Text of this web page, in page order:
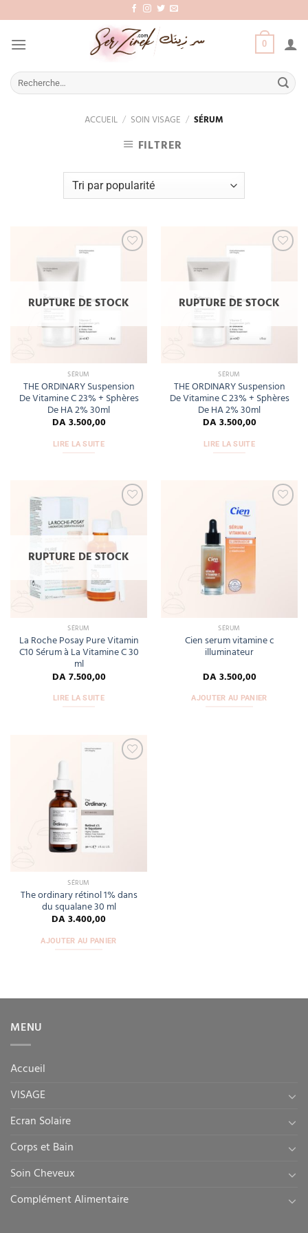
au
contenu
0
Recherche
pour :
ACCUEIL / SOIN VISAGE / SÉRUM
FILTRER
RUPTURE DE STOCK
SÉRUM
THE ORDINARY Suspension
De Vitamine C 23% + Sphères
De HA 2% 30ml
DA3.500,00
LIRE LA SUITE
RUPTURE DE STOCK
SÉRUM
THE ORDINARY Suspension
De Vitamine C 23% + Sphères
De HA 2% 30ml
DA3.500,00
LIRE LA SUITE
RUPTURE DE STOCK
SÉRUM
La Roche Posay Pure Vitamin
C10 Sérum à La Vitamine C 30
ml
DA7.500,00
LIRE LA SUITE
SÉRUM
Cien serum vitamine c
illuminateur
DA3.500,00
AJOUTER AU PANIER
SÉRUM
The ordinary rétinol 1% dans
du squalane 30 ml
DA3.400,00
AJOUTER AU PANIER
MENU
Accueil
VISAGE
Ecran Solaire
Corps et Bain
Soin Cheveux
Complément Alimentaire